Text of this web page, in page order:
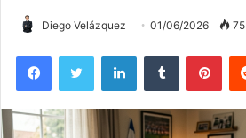
Diego Velázquez 01/06/2026 75
FacebookTwitter LinkedinTumblr